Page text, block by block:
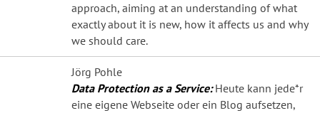
approach, aiming at an understanding of what
exactly about it is new, how it affects us and why
we should care.
Jörg Pohle
Data Protection as a Service:Heute kann jede*r
eine eigene Webseite oder ein Blog aufsetzen,